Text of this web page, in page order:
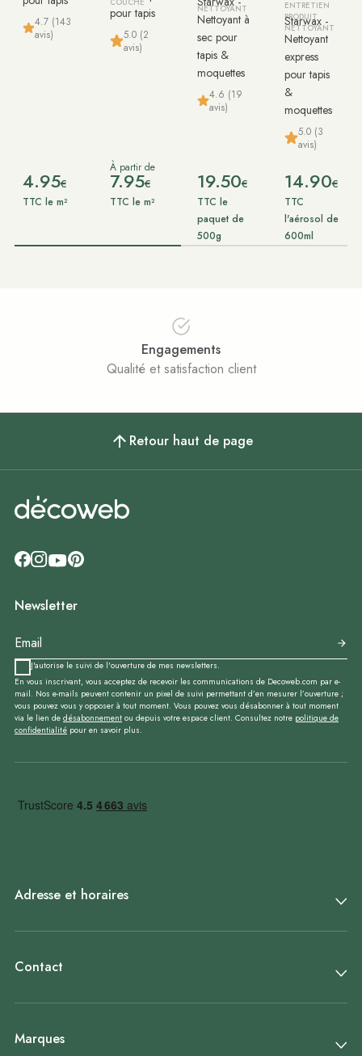
4.7 (143
avis)
4.95€
TTC le m²
COUCHE
pour tapis
5.0 (2
avis)
À partir de
7.95€
TTC le m²
NETTOYANT
Nettoyant à
sec pour
tapis &
moquettes
4.6 (19
avis)
19.50€
TTC le
paquet de
500g
ENTRETIEN
PRODUIT
NETTOYANT
Starwax -
Nettoyant
express
pour tapis
&
moquettes
5.0 (3
avis)
14.90€
TTC
l'aérosol de
600ml
Engagements
Qualité et satisfaction client
Retour haut de page
Newsletter
J'autorise le suivi de l'ouverture de mes newsletters.
En vous inscrivant, vous acceptez de recevoir les communications de Decoweb.com par e-
mail. Nos e-mails peuvent contenir un pixel de suivi permettant d’en mesurer l’ouverture ;
vous pouvez vous y opposer à tout moment. Vous pouvez vous désabonner à tout moment
via le lien de désabonnement ou depuis votre espace client. Consultez notre politique de
confidentialité pour en savoir plus.
Adresse et horaires
Contact
Marques